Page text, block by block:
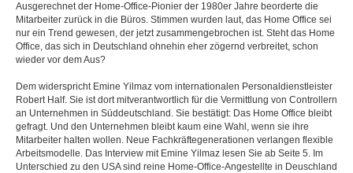
Ausgerechnet der Home-Office-Pionier der 1980er Jahre beorderte die
Mitarbeiter zurück in die Büros. Stimmen wurden laut, das Home Office sei
nur ein Trend gewesen, der jetzt zusammengebrochen ist. Steht das Home
Office, das sich in Deutschland ohnehin eher zögernd verbreitet, schon
wieder vor dem Aus?
Dem widerspricht Emine Yilmaz vom internationalen Personaldienstleister
Robert Half. Sie ist dort mitverantwortlich für die Vermittlung von Controllern
an Unternehmen in Süddeutschland. Sie bestätigt: Das Home Office bleibt
gefragt. Und den Unternehmen bleibt kaum eine Wahl, wenn sie ihre
Mitarbeiter halten wollen. Neue Fachkräftegenerationen verlangen flexible
Arbeitsmodelle. Das Interview mit Emine Yilmaz lesen Sie ab Seite 5. Im
Unterschied zu den USA sind reine Home-Office-Angestellte in Deuschland